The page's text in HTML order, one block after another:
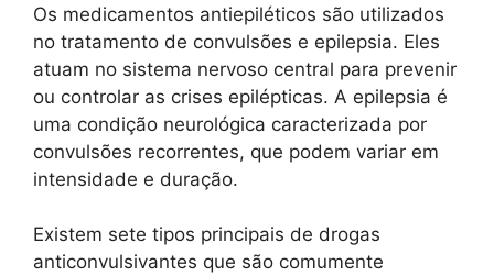
Os medicamentos antiepiléticos são utilizados
no tratamento de convulsões e epilepsia. Eles
atuam no sistema nervoso central para prevenir
ou controlar as crises epilépticas. A epilepsia é
uma condição neurológica caracterizada por
convulsões recorrentes, que podem variar em
intensidade e duração.
Existem sete tipos principais de drogas
anticonvulsivantes que são comumente